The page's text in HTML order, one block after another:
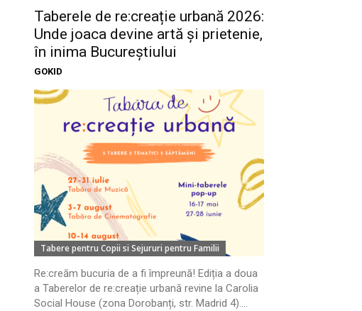
Taberele de re:creație urbană 2026:
Unde joaca devine artă și prietenie,
în inima Bucureștiului
GOKID
Tabere pentru Copii si Sejururi pentru Familii
Re:creăm bucuria de a fi împreună! Ediția a doua
a Taberelor de re:creație urbană revine la Carolia
Social House (zona Dorobanți, str. Madrid 4)....